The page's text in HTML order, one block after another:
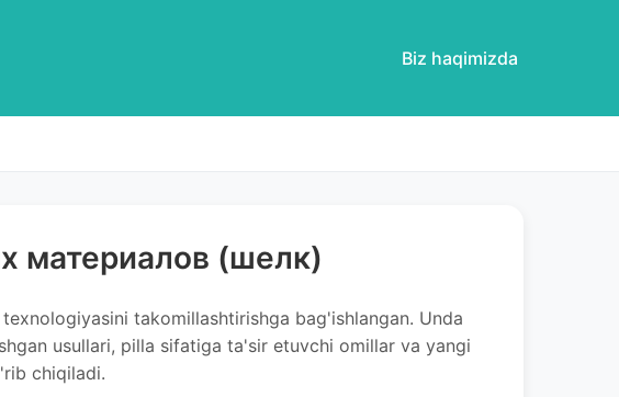
Biz haqimizda
материалов (шелк)
takomillashtirishga bag'ishlangan. Unda
usullari, pilla sifatiga ta'sir etuvchi omillar va yangi
chiqiladi.